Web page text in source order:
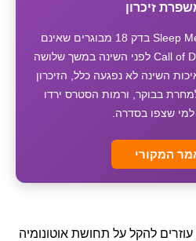
זיכרון
מחקר שפורסם ב-Sleep Medicine בדק 18 מבוגרים שאינם
גיימרים, שיחקו שעה ב-Call of Duty לפני השינה במשך שלושה
השינה לא נפגעה כלל, הזיכרון
בבוקר, ורמות הסטרס ירדו
שצפו בסדרה.
המקורי
להקל על תחושת אוטונומיה